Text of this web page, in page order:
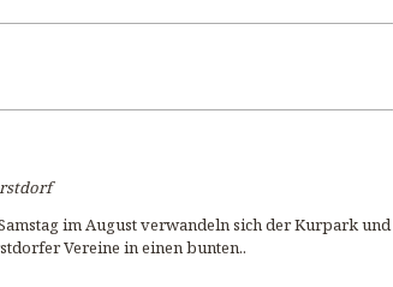
im August verwandeln sich der Kurpark und
Vereine in einen bunten..